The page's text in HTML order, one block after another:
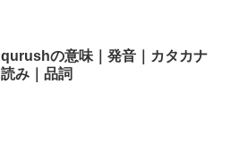
qurushの意味｜発音｜カタカナ
読み｜品詞